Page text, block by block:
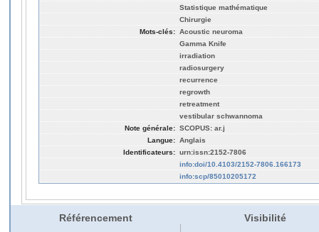
Statistique mathématique
Chirurgie
Mots-clés: Acoustic neuroma
Gamma Knife
irradiation
radiosurgery
recurrence
regrowth
retreatment
vestibular schwannoma
Note générale: SCOPUS: ar.j
Langue: Anglais
Identificateurs: urn:issn:2152-7806
info:doi/10.4103/2152-7806.166173
info:scp/85010205172
Référencement Visibilité